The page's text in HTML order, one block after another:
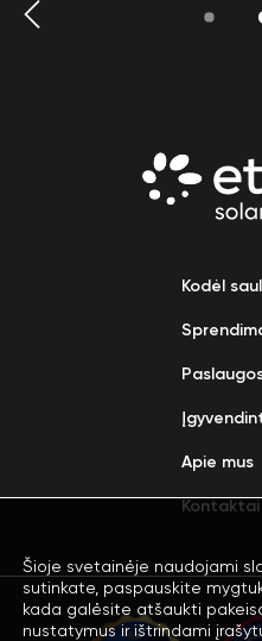
Kodėl
Apie mus
Kontaktai
Šioje svetainėje naudojami
sutinkate, paspauskite
kada galėsite atšaukti
nustatymus ir ištrindami